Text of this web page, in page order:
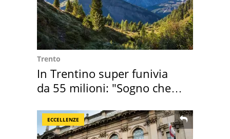
Trento
In Trentino super funivia
da 55 milioni: "Sogno che si
ECCELLENZE